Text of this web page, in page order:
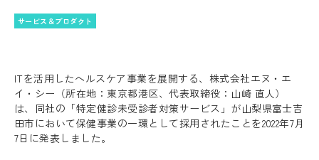
サービス＆プロダクト
ITを活用したヘルスケア事業を展開する、株式会社エヌ・エ
イ・シー（所在地：東京都港区、代表取締役：山崎 直人）
は、同社の「特定健診未受診者対策サービス」が山梨県富士吉
田市において保健事業の一環として採用されたことを2022年7月
7日に発表しました。